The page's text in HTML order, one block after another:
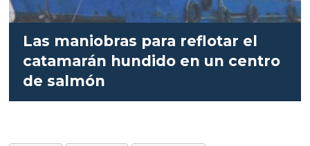
Las maniobras para reflotar el
catamarán hundido en un centro
de salmón